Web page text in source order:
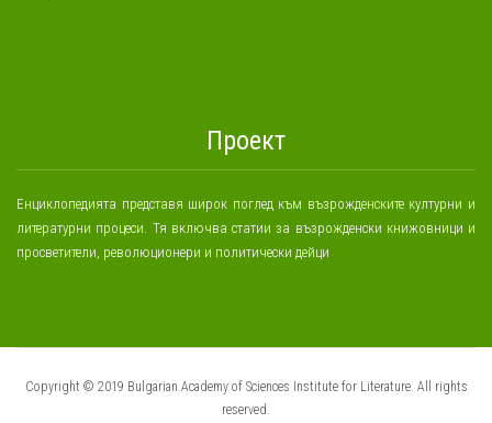
Проект
Енциклопедията представя широк поглед към възрожденските културни и
литературни процеси. Тя включва статии за възрожденски книжовници и
просветители, революционери и политически дейци
Copyright © 2019 Bulgarian Academy of Sciences Institute for Literature. All rights
reserved.